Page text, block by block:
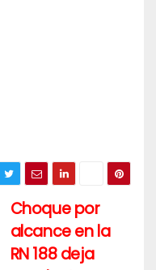
Choque por
alcance en la
RN 188 deja